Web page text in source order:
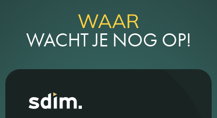
WAAR
WACHT JE NOG OP!